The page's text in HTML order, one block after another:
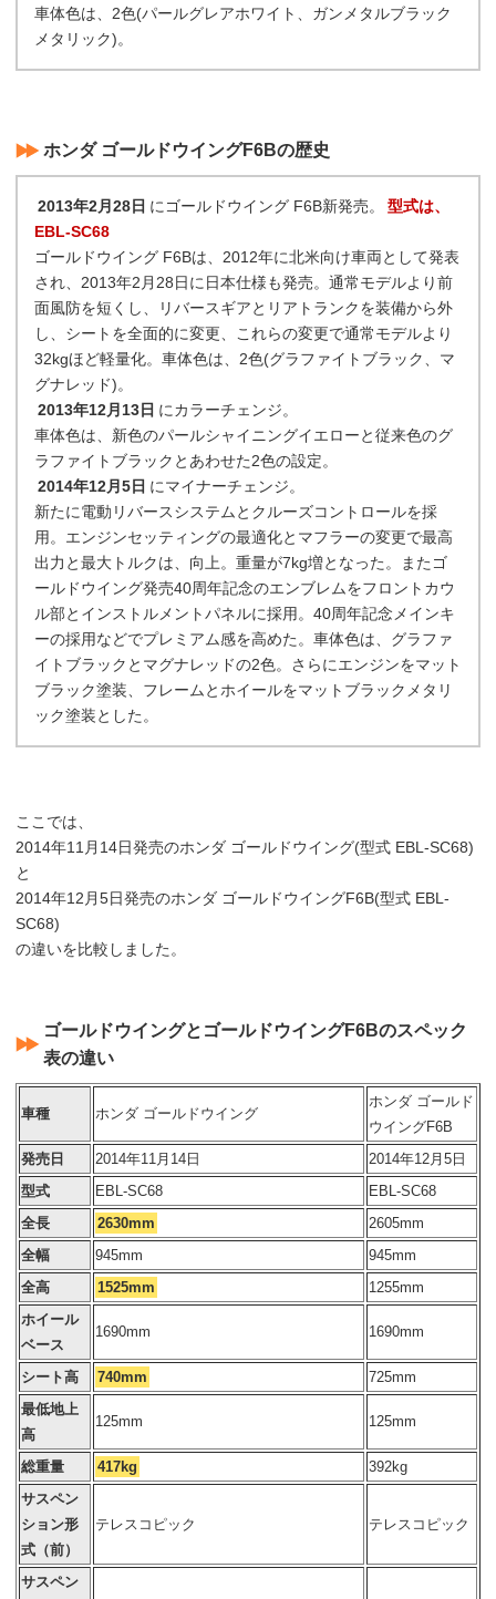
車体色は、2色(パールグレアホワイト、ガンメタルブラック
メタリック)。
ホンダ ゴールドウイングF6Bの歴史
2013年2月28日 にゴールドウイング F6B新発売。
型式は、
EBL-SC68
ゴールドウイング F6Bは、2012年に北米向け車両として発表
され、2013年2月28日に日本仕様も発売。通常モデルより前
面風防を短くし、リバースギアとリアトランクを装備から外
し、シートを全面的に変更、これらの変更で通常モデルより
32kgほど軽量化。車体色は、2色(グラファイトブラック、マ
グナレッド)。
2013年12月13日 にカラーチェンジ。
車体色は、新色のパールシャイニングイエローと従来色のグ
ラファイトブラックとあわせた2色の設定。
2014年12月5日 にマイナーチェンジ。
新たに電動リバースシステムとクルーズコントロールを採
用。エンジンセッティングの最適化とマフラーの変更で最高
出力と最大トルクは、向上。重量が7kg増となった。またゴ
ールドウイング発売40周年記念のエンブレムをフロントカウ
ル部とインストルメントパネルに採用。40周年記念メインキ
ーの採用などでプレミアム感を高めた。車体色は、グラファ
イトブラックとマグナレッドの2色。さらにエンジンをマット
ブラック塗装、フレームとホイールをマットブラックメタリ
ック塗装とした。
ここでは、
2014年11月14日発売のホンダ ゴールドウイング(型式 EBL-SC68)
と
2014年12月5日発売のホンダ ゴールドウイングF6B(型式 EBL-
SC68)
の違いを比較しました。
ゴールドウイングとゴールドウイングF6Bのスペック
表の違い
車種 ホンダ ゴールドウイング
ホンダ ゴールド
ウイングF6B
発売日
2014年11月14日
2014年12月5日
型式
EBL-SC68
EBL-SC68
全長
2630mm
2605mm
全幅
945mm
945mm
全高
1525mm
1255mm
ホイール
ベース
1690mm 1690mm
シート高 740mm
725mm
最低地上
高
125mm 125mm
総重量 417kg
392kg
サスペン
ション形
式（前）
テレスコピック テレスコピック
サスペン